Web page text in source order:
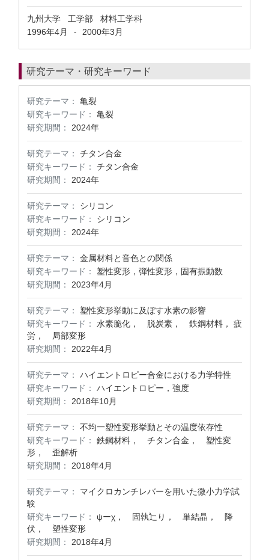
九州大学 工学部 材料工学科
1996年4月
- 2000年3月
研究テーマ・研究キーワード
研究テーマ：
亀裂
研究キーワード：
亀裂
研究期間：
2024年
研究テーマ：
チタン合金
研究キーワード：
チタン合金
研究期間：
2024年
研究テーマ：
シリコン
研究キーワード：
シリコン
研究期間：
2024年
研究テーマ：
金属材料と音色との関係
研究キーワード：
塑性変形，弾性変形，固有振動数
研究期間：
2023年4月
研究テーマ：
塑性変形挙動に及ぼす水素の影響
研究キーワード：
水素脆化， 脱炭素， 鉄鋼材料， 疲
労， 局部変形
研究期間：
2022年4月
研究テーマ：
ハイエントロピー合金における力学特性
研究キーワード：
ハイエントロピー，強度
研究期間：
2018年10月
研究テーマ：
不均一塑性変形挙動とその温度依存性
研究キーワード：
鉄鋼材料， チタン合金， 塑性変
形， 歪解析
研究期間：
2018年4月
研究テーマ：
マイクロカンチレバーを用いた微小力学試
験
研究キーワード：
ψーχ， 固執辷り， 単結晶， 降
伏， 塑性変形
研究期間：
2018年4月